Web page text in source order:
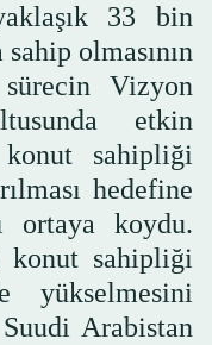
33 bin
olmasının
sürecin Vizyon
etkin
sahipliği
hedefine
ortaya koydu.
konut sahipliği
yükselmesini
Arabistan